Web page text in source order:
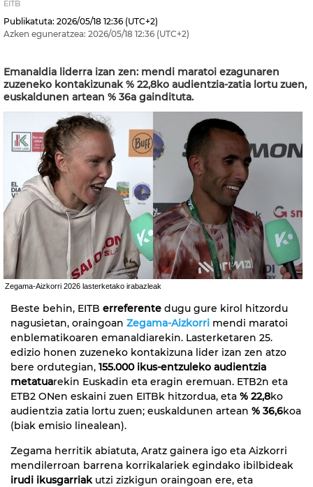
EITB
Publikatuta: 2026/05/18 12:36 (UTC+2)
Azken eguneratzea: 2026/05/18 12:36 (UTC+2)
Emanaldia liderra izan zen: mendi maratoi ezagunaren
zuzeneko kontakizunak % 22,8ko audientzia-zatia lortu zuen,
euskaldunen artean % 36a gaindituta.
Zegama-Aizkorri 2026 lasterketako irabazleak
Beste behin, EITB erreferente dugu gure kirol hitzordu
nagusietan, oraingoan Zegama-Aizkorri mendi maratoi
enblematikoaren emanaldiarekin. Lasterketaren 25.
edizio honen zuzeneko kontakizuna lider izan zen atzo
bere ordutegian, 155.000 ikus-entzuleko audientzia
metatuarekin Euskadin eta eragin eremuan. ETB2n eta
ETB2 ONen eskaini zuen EITBk hitzordua, eta % 22,8ko
audientzia zatia lortu zuen; euskaldunen artean % 36,6koa
(biak emisio linealean).
Zegama herritik abiatuta, Aratz gainera igo eta Aizkorri
mendilerroan barrena korrikalariek egindako ibilbideak
irudi ikusgarriakutzi zizkigun oraingoan ere, eta